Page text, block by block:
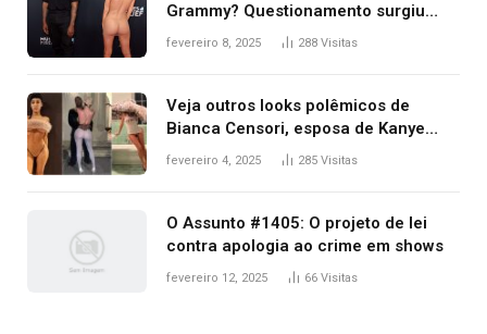
Grammy? Questionamento surgiu
após Bianca Censori, mulher de
fevereiro 8, 2025 288 Visitas
Veja outros looks polêmicos de
Bianca Censori, esposa de Kanye
West que apareceu nua no Grammy
fevereiro 4, 2025 285 Visitas
O Assunto #1405: O projeto de lei
contra apologia ao crime em shows
fevereiro 12, 2025 66 Visitas